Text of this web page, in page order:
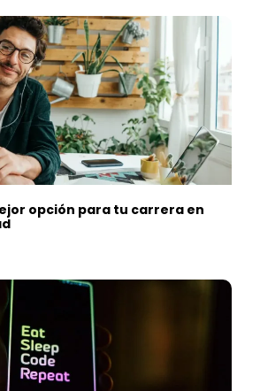
opción para tu carrera en